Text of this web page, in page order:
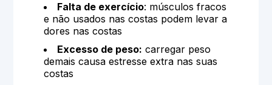
Falta de exercício: músculos fracos
e não usados nas costas podem levar a
dores nas costas
Excesso de peso: carregar peso
demais causa estresse extra nas suas
costas